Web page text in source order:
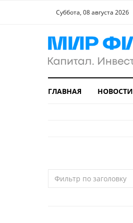
Суббота, 08 августа 2026
ГЛАВНАЯ НОВОСТИ